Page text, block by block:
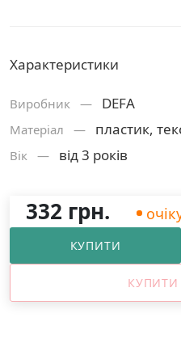
Характеристики
Виробник — DEFA
Матерiал — пластик,
Вік — від 3 років
332 грн.
КУПИТИ
КУПИТИ